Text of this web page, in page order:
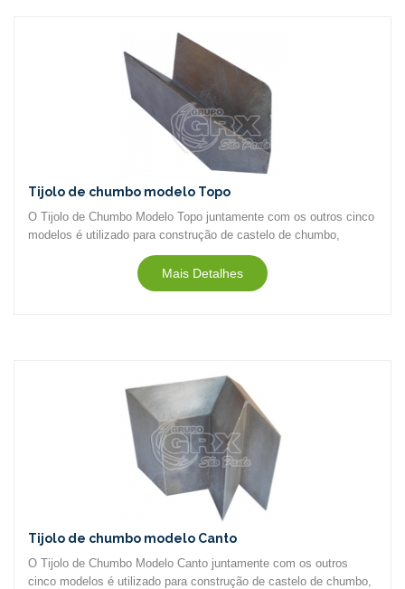
Tijolo de chumbo modelo Topo
O Tijolo de Chumbo Modelo Topo juntamente com os outros cinco
modelos é utilizado para construção de castelo de chumbo,
capela de chumbo, anteparo de chumbo (sinônimos)...
Mais Detalhes
Tijolo de chumbo modelo Canto
O Tijolo de Chumbo Modelo Canto juntamente com os outros
cinco modelos é utilizado para construção de castelo de chumbo,